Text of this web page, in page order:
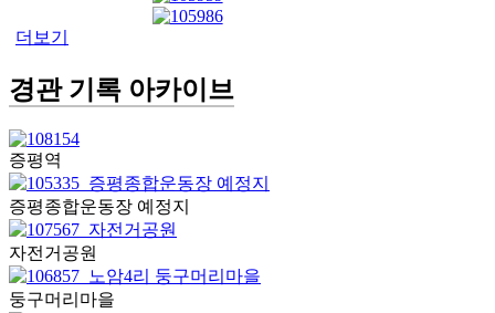
더보기
경관 기록 아카이브
증평역
증평종합운동장 예정지
자전거공원
둥구머리마을